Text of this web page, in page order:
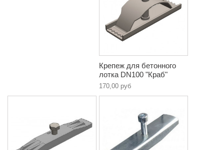
Крепеж для бетонного
лотка DN100 "Краб"
170,00 руб